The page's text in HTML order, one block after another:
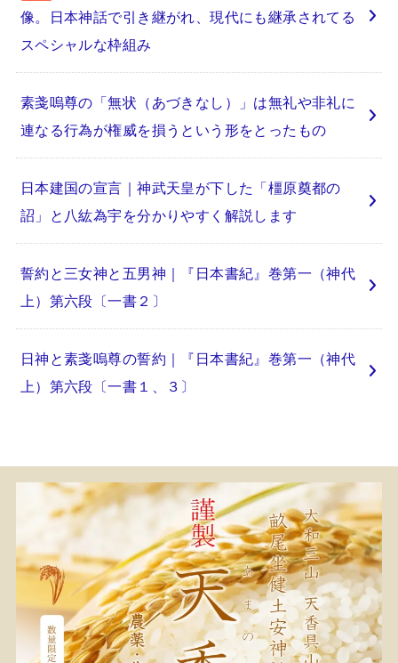
像。日本神話で引き継がれ、現代にも継承されてる
スペシャルな枠組み
素戔嗚尊の「無状（あづきなし）」は無礼や非礼に
連なる行為が権威を損うという形をとったもの
日本建国の宣言｜神武天皇が下した「橿原奠都の
詔」と八紘為宇を分かりやすく解説します
誓約と三女神と五男神｜『日本書紀』巻第一（神代
上）第六段〔一書２〕
日神と素戔嗚尊の誓約｜『日本書紀』巻第一（神代
上）第六段〔一書１、３〕